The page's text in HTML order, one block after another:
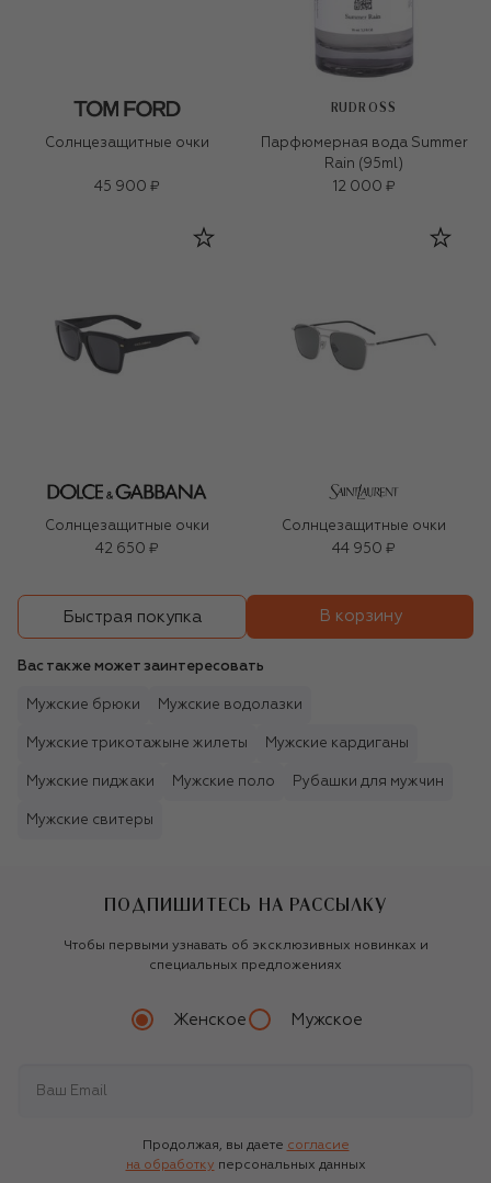
Солнцезащитные очки
45 900 ₽
RUDROSS
Парфюмерная вода Summer
Rain (95ml)
12 000 ₽
Солнцезащитные очки
42 650 ₽
Солнцезащитные очки
44 950 ₽
Быстрая покупка В корзину
Вас также может заинтересовать
Мужские брюки Мужские водолазки
Мужские трикотажыне жилеты Мужские кардиганы
Мужские пиджаки Мужские поло Рубашки для мужчин
Мужские свитеры
ПОДПИШИТЕСЬ НА РАССЫЛКУ
Чтобы первыми узнавать об эксклюзивных новинках и
специальных предложениях
Женское Мужское
Продолжая, вы даете согласие
на обработку персональных данных